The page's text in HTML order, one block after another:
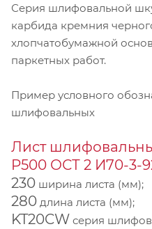
Серия шлифовальной
карбида кремния
хлопчатобумажной
паркетных работ.
Пример условного
шлифовальных
Лист
P500 ОСТ 2 И70-3-
230 ширина листа (мм);
280 длина листа (мм);
KT20CW серия